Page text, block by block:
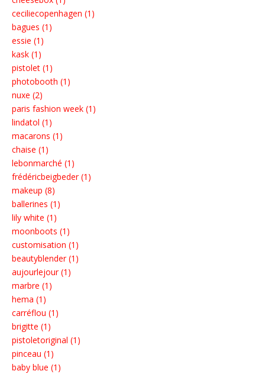
ceciliecopenhagen (1)
bagues (1)
essie (1)
kask (1)
pistolet (1)
photobooth (1)
nuxe (2)
paris fashion week (1)
lindatol (1)
macarons (1)
chaise (1)
lebonmarché (1)
frédéricbeigbeder (1)
makeup (8)
ballerines (1)
lily white (1)
moonboots (1)
customisation (1)
beautyblender (1)
aujourlejour (1)
marbre (1)
hema (1)
carréflou (1)
brigitte (1)
pistoletoriginal (1)
pinceau (1)
baby blue (1)